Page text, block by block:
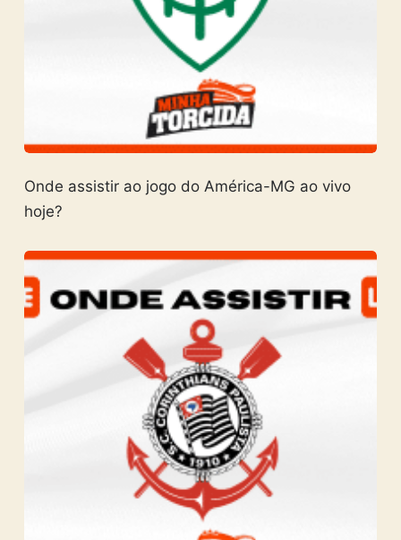
Onde assistir ao jogo do América-MG ao vivo
hoje?